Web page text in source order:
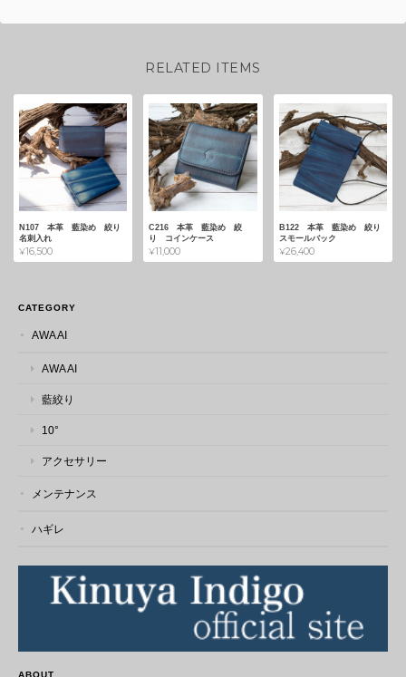
一点一点異なる本藍染の風合いを、その
ます。 本革の藍染めは、お使いいただく
化（経年変化）していきます。 ぜひ長く
ご愛用いただき、お客様だけの名刺入れ
に育てていただけますと幸いです。 また
のご利用を、心よりお待ちしておりま
す。
ます。 この度は素敵なご縁をありがとうございました。 また機会
がありましたら、宜しくお願い致します。
ましたら幸いです。 こちらこそ素敵なご
縁をありがとうございました。 またのご
利用を心よりお待ちしております。
RELATED ITEMS
N107 本革 藍染め 絞り
名刺入れ
¥16,500
C216 本革 藍染め 絞
り コインケース
¥11,000
B122 本革 藍染め 絞り
スモールバック
¥26,400
CATEGORY
AWA AI
AWA AI
藍絞り
10°
アクセサリー
メンテナンス
ハギレ
ABOUT